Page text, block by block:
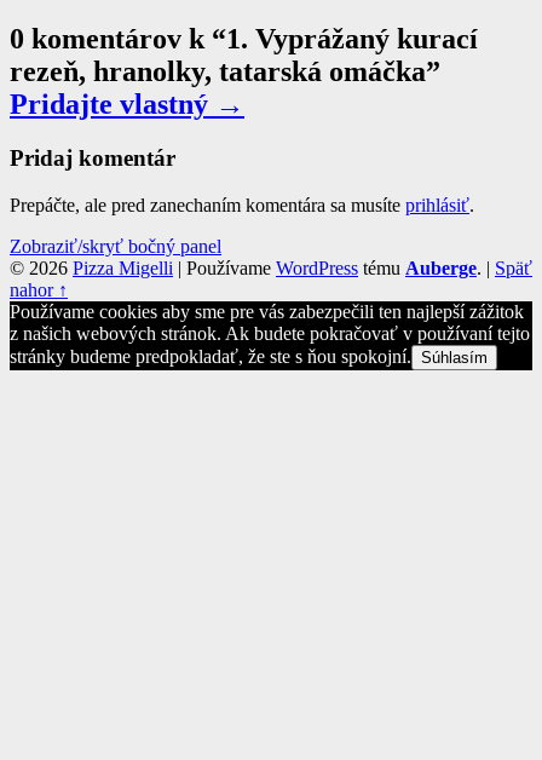
0 komentárov k “1. Vyprážaný kurací
rezeň, hranolky, tatarská omáčka”
Pridajte vlastný →
Pridaj komentár
Prepáčte, ale pred zanechaním komentára sa musíte prihlásiť.
Bočný
panel
Zobraziť/skryť bočný panel
© 2026 Pizza Migelli | Používame WordPress tému Auberge. | Späť
nahor ↑
Používame cookies aby sme pre vás zabezpečili ten najlepší zážitok
z našich webových stránok. Ak budete pokračovať v používaní tejto
stránky budeme predpokladať, že ste s ňou spokojní. Súhlasím